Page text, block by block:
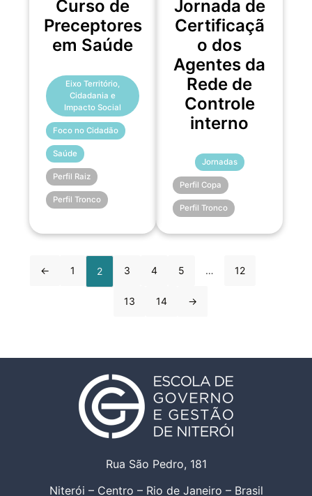
Curso de
Preceptores
em Saúde
Eixo Território,
Cidadania e
Impacto Social
Foco no Cidadão
Saúde
Perfil Raiz
Perfil Tronco
Jornada de
Certificaçã
o dos
Agentes da
Rede de
Controle
interno
Jornadas
Perfil Copa
Perfil Tronco
← 1 2 3 4 5 … 12
13 14 →
Rua São Pedro, 181
Niterói – Centro – Rio de Janeiro – Brasil